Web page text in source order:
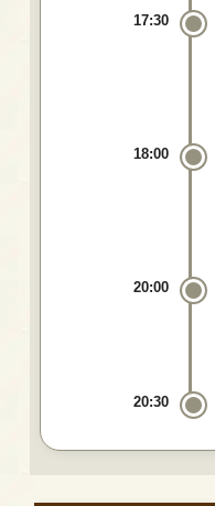
17:30
18:00
20:00
20:30